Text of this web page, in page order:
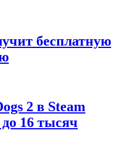
бесплатную
2 в Steam
16 тысяч